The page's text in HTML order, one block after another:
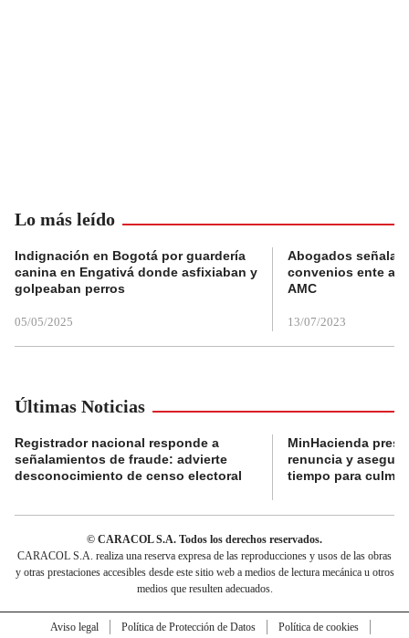
Lo más leído
Indignación en Bogotá por guardería
canina en Engativá donde asfixiaban y
golpeaban perros
05/05/2025
Abogados
convenios ente
AMC
13/07/2023
Últimas Noticias
Registrador nacional responde a
señalamientos de fraude: advierte
desconocimiento de censo electoral
MinHacienda
renuncia y
tiempo para
© CARACOL S.A. Todos los derechos reservados.
CARACOL S.A. realiza una reserva expresa de las reproducciones y usos de las obras
y otras prestaciones accesibles desde este sitio web a medios de lectura mecánica u otros
medios que resulten adecuados.
Aviso legal Política de Protección de Datos
Política de cookies